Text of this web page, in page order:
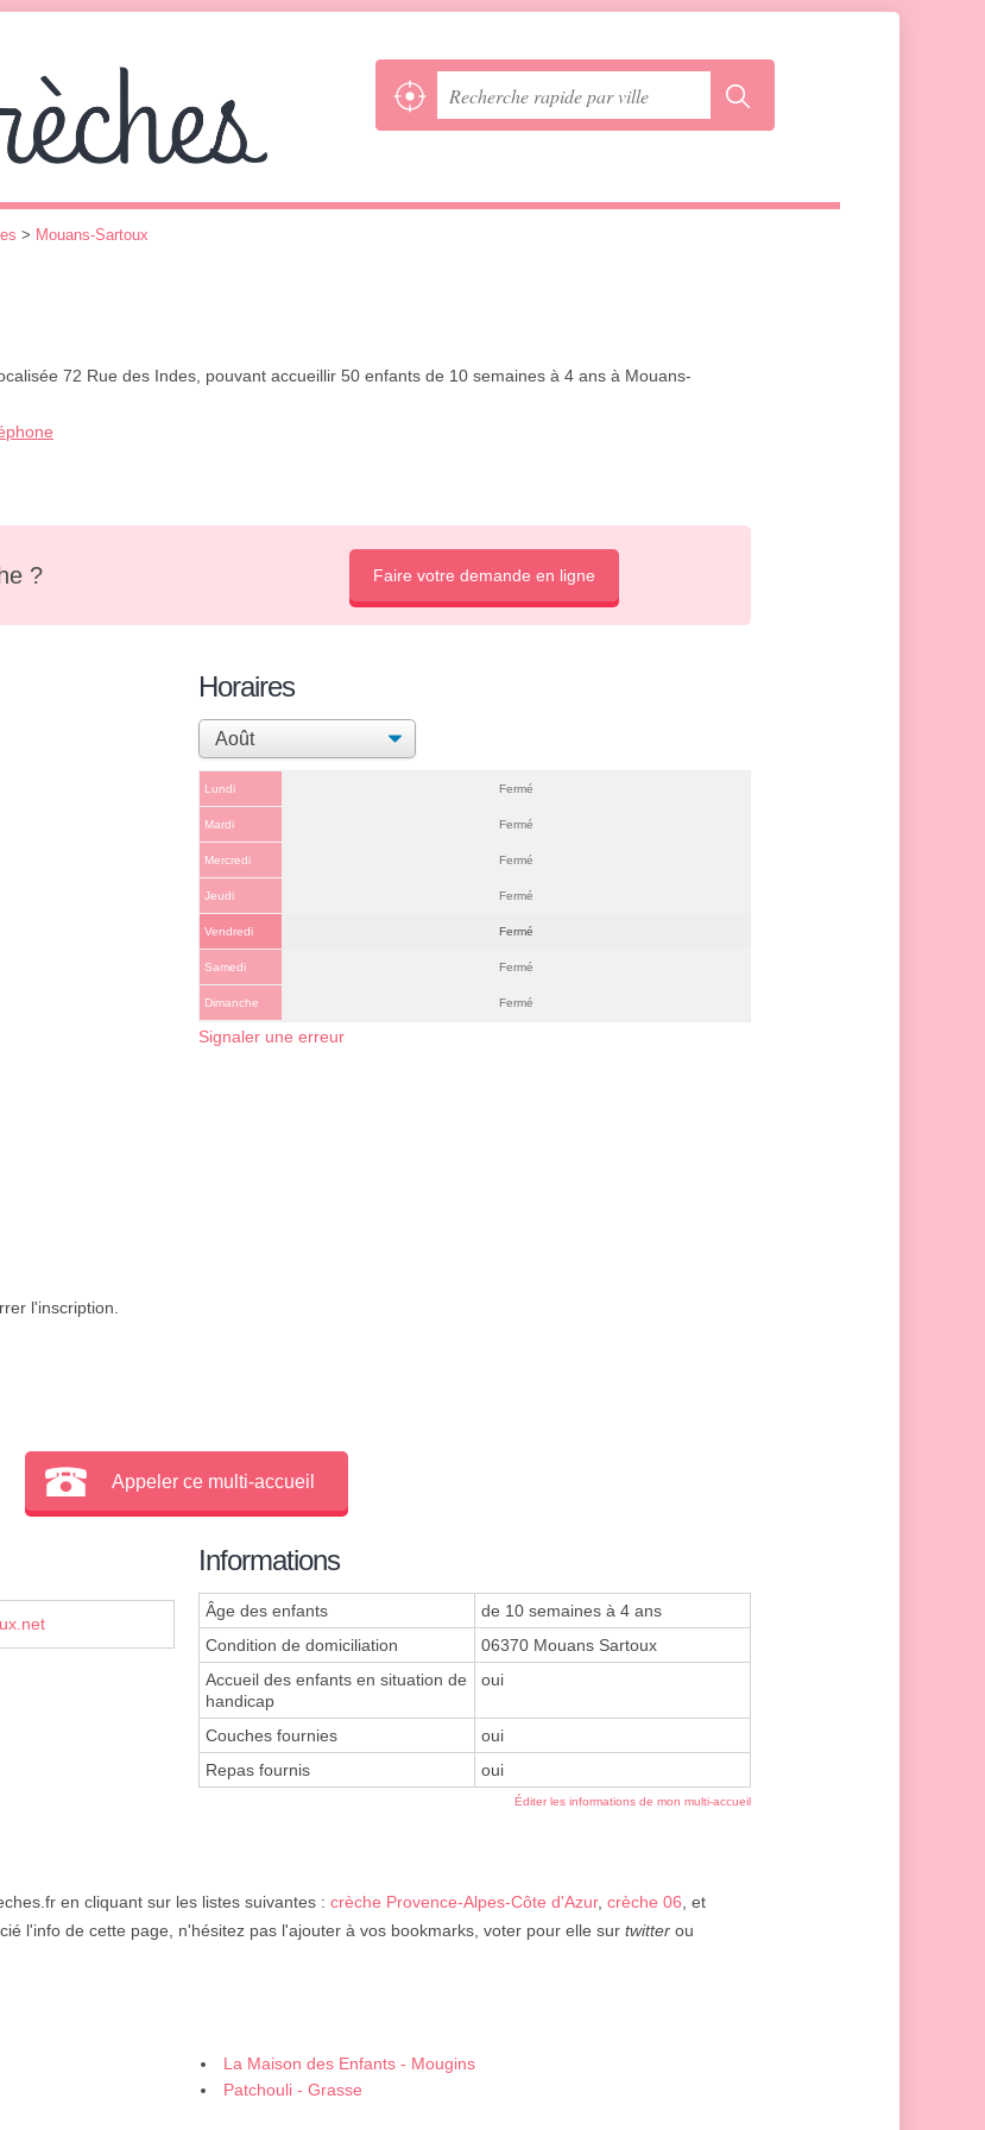
> Mouans-Sartoux
72 Rue des Indes, pouvant accueillir 50 enfants de 10 semaines à 4 ans à Mouans-
? Faire votre demande en ligne
Horaires
Lundi Fermé
Mardi Fermé
Mercredi Fermé
Jeudi Fermé
Vendredi Fermé
Samedi Fermé
Dimanche Fermé
Signaler une erreur
l'inscription.
Appeler ce multi-accueil
Informations
Âge des enfants
de 10 semaines à 4 ans
Condition de domiciliation
06370 Mouans Sartoux
Accueil des enfants en situation de
handicap
oui
Couches fournies
oui
Repas fournis
oui
Éditer les informations de mon multi-accueil
en cliquant sur les listes suivantes : crèche Provence-Alpes-Côte d'Azur, crèche 06, et
l'info de cette page, n'hésitez pas l'ajouter à vos bookmarks, voter pour elle sur twitter ou
La Maison des Enfants - Mougins
Patchouli - Grasse